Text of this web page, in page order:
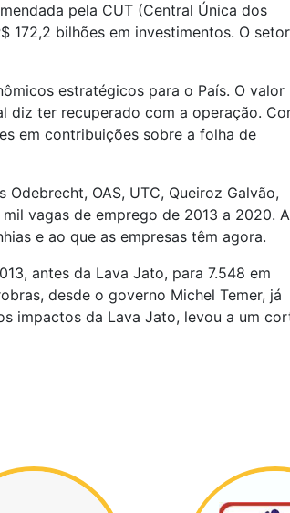
pela CUT (Central Única dos
172,2 bilhões em investimentos. O setor
estratégicos para o País. O valor
diz ter recuperado com a operação.
em contribuições sobre a folha de
OAS, UTC, Queiroz Galvão,
vagas de emprego de 2013 a 2020. A
e ao que as empresas têm agora.
antes da Lava Jato, para 7.548 em
desde o governo Michel Temer, já
impactos da Lava Jato, levou a um